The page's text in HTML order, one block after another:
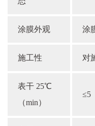
涂膜外观 涂
施工性 对
表干 25℃
（min）
≤5